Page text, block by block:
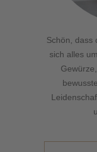
Schön, dass
sich alles